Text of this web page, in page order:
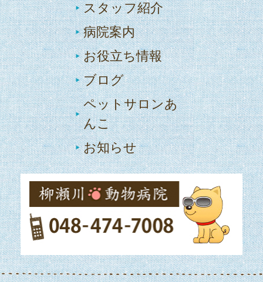
スタッフ紹介
病院案内
お役立ち情報
ブログ
ペットサロンあ
んこ
お知らせ